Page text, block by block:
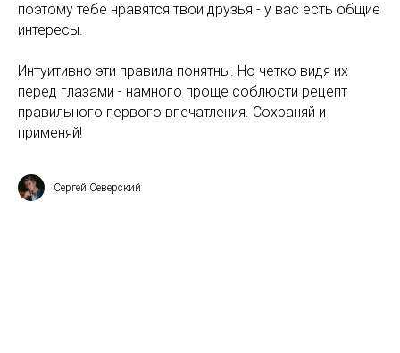
поэтому тебе нравятся твои друзья - у вас есть общие
интересы.
Интуитивно эти правила понятны. Но четко видя их
перед глазами - намного проще соблюсти рецепт
правильного первого впечатления. Сохраняй и
применяй!
Сергей Северский